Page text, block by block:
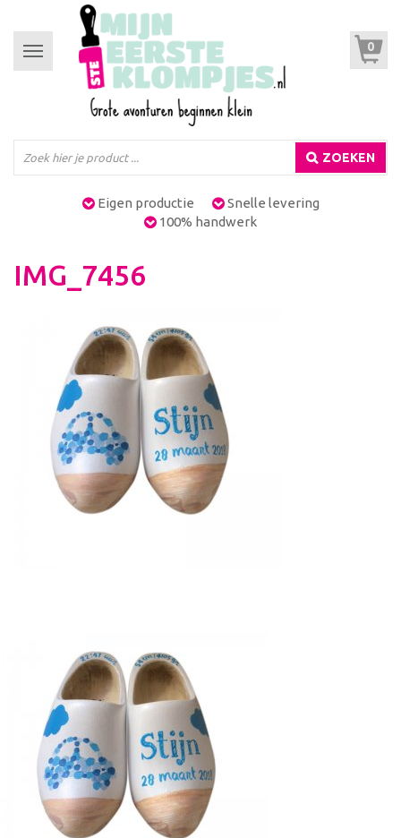
Toggle
navigation
0
ZOEKEN
Eigen productie
Snelle levering
100% handwerk
IMG_7456